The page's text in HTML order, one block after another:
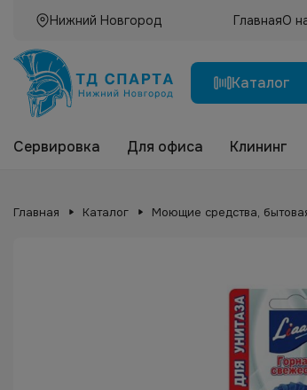
Нижний Новгород ГлавнаяО
Каталог
Сервировка Для офиса Клининг
Главная Каталог Моющие средства,